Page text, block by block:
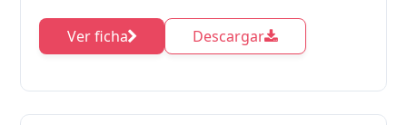
Ver ficha Descargar